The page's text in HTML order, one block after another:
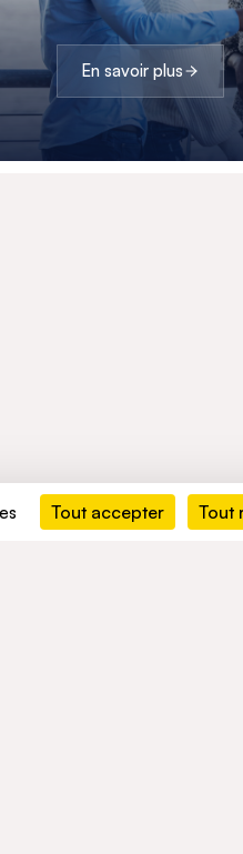
En savoir plus
Tout accepter Tout